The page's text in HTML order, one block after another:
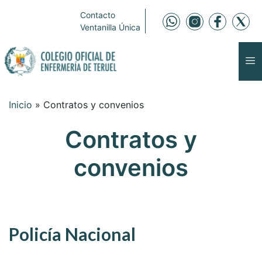
Contacto
Ventanilla Única
Inicio » Contratos y convenios
Contratos y
convenios
Policía Nacional